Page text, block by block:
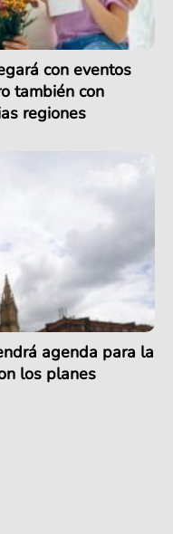
con eventos
también con
regiones
agenda para la
los planes